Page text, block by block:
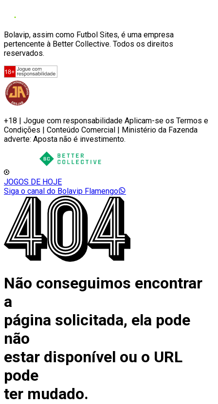
Bolavip, assim como Futbol Sites, é uma empresa
pertencente à Better Collective. Todos os direitos
reservados.
+18 | Jogue com responsabilidade Aplicam-se os Termos e
Condições | Conteúdo Comercial | Ministério da Fazenda
adverte: Aposta não é investimento.
JOGOS DE HOJE
Siga o canal do Bolavip Flamengo
Não conseguimos encontrar
a
página solicitada, ela pode
não
estar disponível ou o URL
pode
ter mudado.